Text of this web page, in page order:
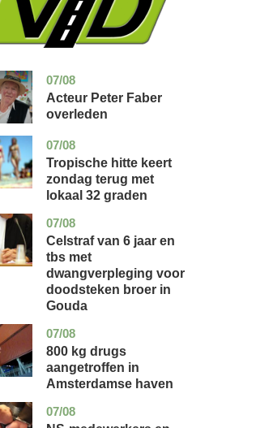
07/08
noord-
holland
glossy
Acteur Peter Faber
overleden
07/08
utrecht
nieuws
Tropische hitte keert
zondag terug met
lokaal 32 graden
07/08
zuid-
holland
nieuws
Celstraf van 6 jaar en
tbs met
dwangverpleging voor
doodsteken broer in
Gouda
07/08
noord-
holland
nieuws
800 kg drugs
aangetroffen in
Amsterdamse haven
07/08
flevoland
nieuws